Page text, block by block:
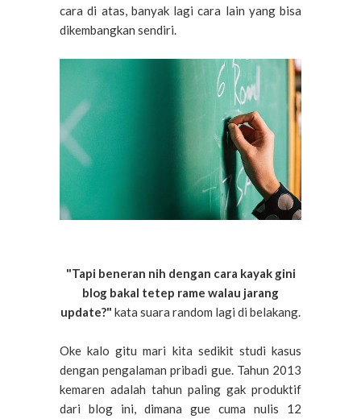
cara di atas, banyak lagi cara lain yang bisa
dikembangkan sendiri.
"Tapi beneran nih dengan cara kayak gini
blog bakal tetep rame walau jarang
update?" kata suara random lagi di belakang.
Oke kalo gitu mari kita sedikit studi kasus
dengan pengalaman pribadi gue. Tahun 2013
kemaren adalah tahun paling gak produktif
dari blog ini, dimana gue cuma nulis 12